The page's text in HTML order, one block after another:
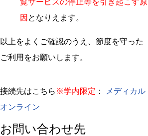
覧サービスの停止等を引き起こす原
因 となりえます。
以上をよくご確認のうえ、節度を守った
ご利用をお願いします。
接続先はこちら ※学内限定 ：
メディカル
オンライン
お問い合わせ先